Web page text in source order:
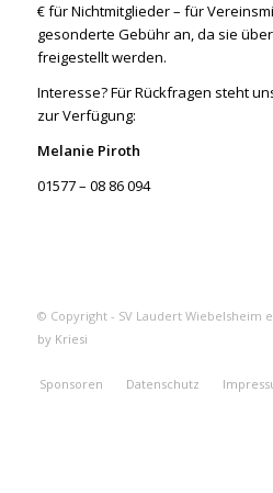
€ für Nichtmitglieder – für
gesonderte Gebühr an, da sie
freigestellt werden.
Interesse? Für Rückfragen steht
zur Verfügung:
Melanie Piroth
01577 – 08 86 094
© Copyright - SV Laudert Wiebelsheim
by Kriesi
Sponsoren Datenschutz